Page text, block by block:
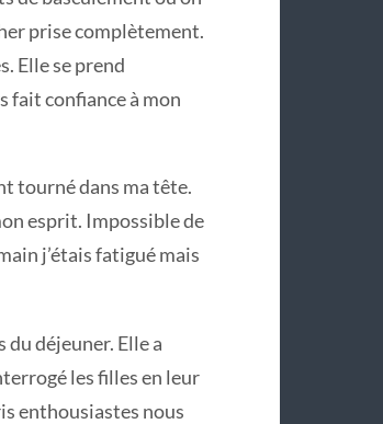
prise complètement.
Elle se prend
fait confiance à mon
tourné dans ma tête.
esprit. Impossible de
j’étais fatigué mais
du déjeuner. Elle a
les filles en leur
enthousiastes nous